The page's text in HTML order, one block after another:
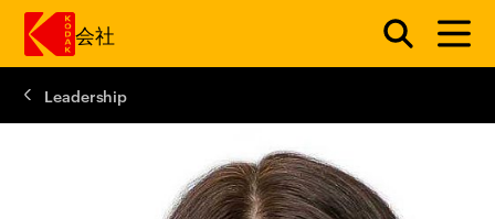
メインコンテンツにスキップ
会社
Leadership